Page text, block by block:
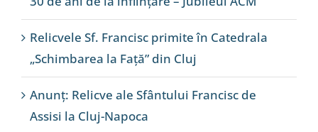
Relicvele Sf. Francisc primite în Catedrala
„Schimbarea la Față” din Cluj
Anunț: Relicve ale Sfântului Francisc de
Assisi la Cluj-Napoca